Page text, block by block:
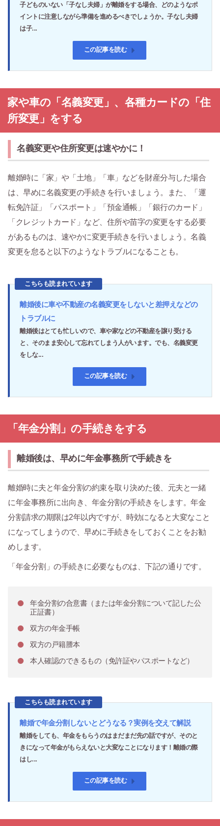
子どものいない「子なし夫婦」が離婚をする場合、どのようなポ
イントに注意しながら準備を進めるべきでしょうか。子なし夫婦
は子...
この記事を読む
家や車の「名義変更」、各種カードの「住
所変更」をする
名義変更や住所変更は速やかに！
離婚時に「家」や「土地」「車」などを財産分与した場合
は、早めに名義変更の手続きを行いましょう。また、「運
転免許証」「パスポート」「預金通帳」「銀行のカード」
「クレジットカード」など、住所や苗字の変更をする必要
があるものは、速やかに変更手続きを行いましょう。名義
変更を怠ると以下のようなトラブルになることも。
こちらも読まれています
離婚後に車や不動産の名義変更をしないと差押えなどの
トラブルに
離婚後はとても忙しいので、車や家などの不動産を譲り受ける
と、そのまま安心して忘れてしまう人がいます。でも、名義変更
をしな...
この記事を読む
「年金分割」の手続きをする
離婚後は、早めに年金事務所で手続きを
離婚時に夫と年金分割の約束を取り決めた後、元夫と一緒
に年金事務所に出向き、年金分割の手続きをします。年金
分割請求の期限は2年以内ですが、時効になると大変なこと
になってしまうので、早めに手続きをしておくことをお勧
めします。
「年金分割」の手続きに必要なものは、下記の通りです。
年金分割の合意書（または年金分割について記した公
正証書）
双方の年金手帳
双方の戸籍謄本
本人確認のできるもの（免許証やパスポートなど）
こちらも読まれています
離婚で年金分割しないとどうなる？実例を交えて解説
離婚をしても、年金をもらうのはまだまだ先の話ですが、そのと
きになって年金がもらえないと大変なことになります！離婚の際
はし...
この記事を読む